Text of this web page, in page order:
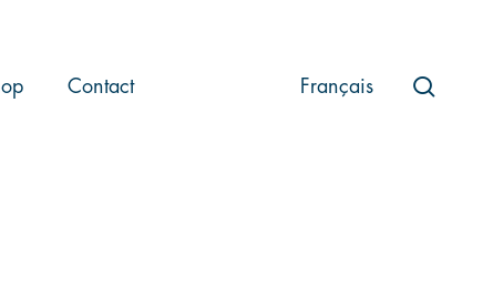
Contact Français